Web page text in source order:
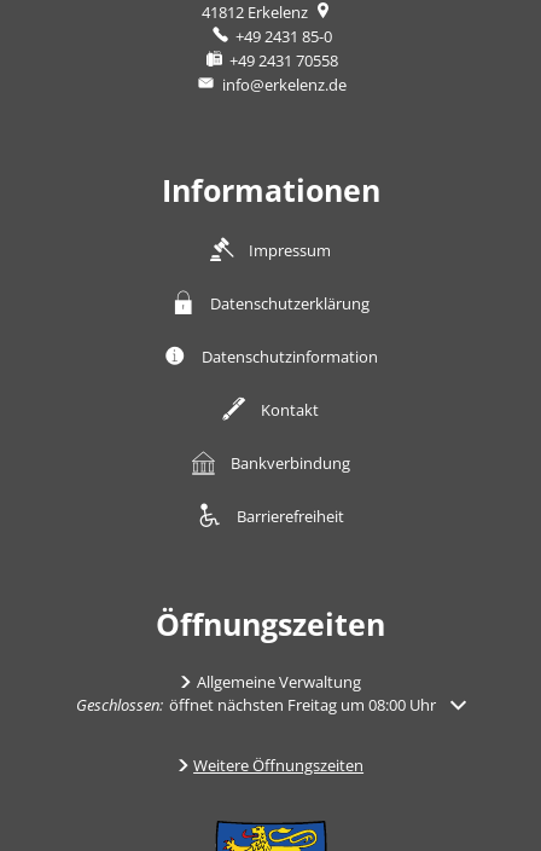
41812 Erkelenz
+49 2431 85-0
+49 2431 70558
info@erkelenz.de
Informationen
Impressum
Datenschutzerklärung
Datenschutzinformation
Kontakt
Bankverbindung
Barrierefreiheit
Öffnungszeiten
Allgemeine Verwaltung
Klicken, um weitere Öffnungs- oder Schließzeiten auszublenden
Geschlossen: öffnet nächsten Freitag um 08:00 Uhr
Weitere Öffnungszeiten